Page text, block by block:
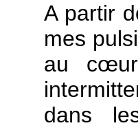
A partir
mes
au
dans